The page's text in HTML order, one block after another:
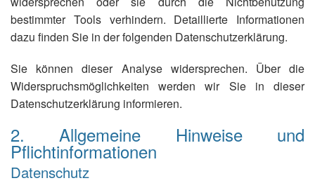
bestimmter Tools verhindern. Detaillierte Informationen
dazu finden Sie in der folgenden Datenschutzerklärung.
Sie können dieser Analyse widersprechen. Über die
Widerspruchsmöglichkeiten werden wir Sie in dieser
Datenschutzerklärung informieren.
2. Allgemeine Hinweise und
Pflichtinformationen
Datenschutz